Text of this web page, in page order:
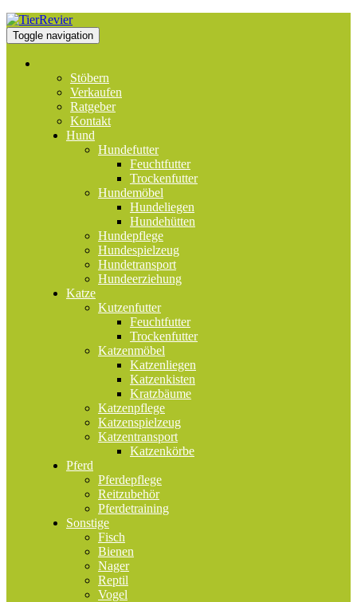
Toggle navigation
Stöbern
Verkaufen
Ratgeber
Kontakt
Hund
Hundefutter
Feuchtfutter
Trockenfutter
Hundemöbel
Hundeliegen
Hundehütten
Hundepflege
Hundespielzeug
Hundetransport
Hundeerziehung
Katze
Kutzenfutter
Feuchtfutter
Trockenfutter
Katzenmöbel
Katzenliegen
Katzenkisten
Kratzbäume
Katzenpflege
Katzenspielzeug
Katzentransport
Katzenkörbe
Pferd
Pferdepflege
Reitzubehör
Pferdetraining
Sonstige
Fisch
Bienen
Nager
Reptil
Vogel